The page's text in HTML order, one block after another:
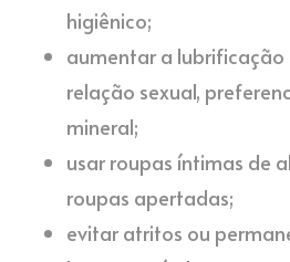
higiênico;
aumentar a lubrificação
relação sexual,
mineral;
usar roupas íntimas de
roupas apertadas;
evitar atritos ou